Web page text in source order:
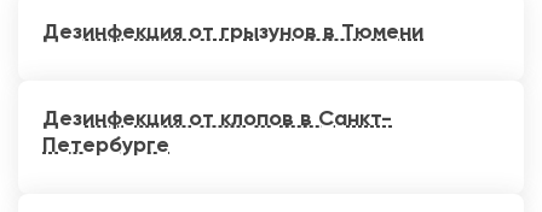
Дезинфекция от грызунов в Тюмени
Дезинфекция от клопов в Санкт-
Петербурге